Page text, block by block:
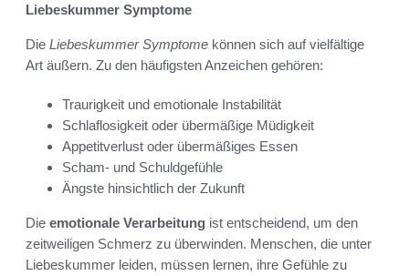
Liebeskummer Symptome
Die Liebeskummer Symptome können sich auf vielfältige
Art äußern. Zu den häufigsten Anzeichen gehören:
Traurigkeit und emotionale Instabilität
Schlaflosigkeit oder übermäßige Müdigkeit
Appetitverlust oder übermäßiges Essen
Scham- und Schuldgefühle
Ängste hinsichtlich der Zukunft
Die emotionale Verarbeitung ist entscheidend, um den
zeitweiligen Schmerz zu überwinden. Menschen, die unter
Liebeskummer leiden, müssen lernen, ihre Gefühle zu